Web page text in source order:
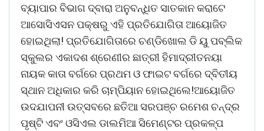
ବ୍ୟାପାର ବିଭାଗ ଦ୍ବାରା ଅନୁବନ୍ଧିତ ସାତକାନ କରାଟେ
ଆସୋସିଏସନ ପକ୍ଷରୁ ଏହି ପ୍ରତିଯୋଗିତା ଆୟୋଜିତ
ହୋଇଥିଲା! ପ୍ରତିଯୋଗିତାରେ ଚଣ୍ଡିଖୋଲ ଡି ୟୁ ପବ୍ଲିକ
ସ୍କୁଲର ଏକାଦଶ ଶ୍ରେଣୀର ଛାତ୍ରୀ ହିମାଦ୍ରୀତନୟା
ନାୟକ କାତା ବର୍ଗରେ ପ୍ରଥମ ଓ ଫାଇଟ ବର୍ଗରେ ଦ୍ବିତୀୟ
ସ୍ଥାନ ଅଧିକାର କରି ଚାମ୍ପିୟାନ ହୋଇଥିଲେ!ଆୟୋଜିତ
ଉଦଯାପନୀ ଉତ୍ସବରେ ଛତିଆ ସରପଞ୍ଚ ରମେଶ ଚନ୍ଦ୍ର
ପୃଷ୍ଟି ଏବଂ ଓସିଏଲ ଡାଲମିଆ ସିମେଣ୍ଟର ପ୍ରକଳ୍ପ